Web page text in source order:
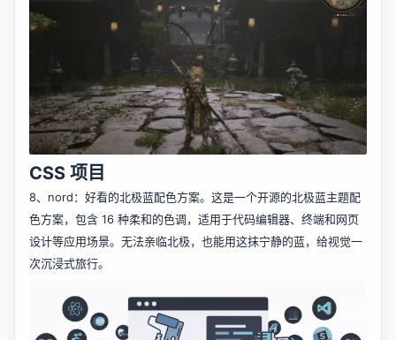
CSS 项目
8、 nord：好看的北极蓝配色方案。这是一个开源的北极蓝主题配
色方案，包含 16 种柔和的色调，适用于代码编辑器、终端和网页
设计等应用场景。无法亲临北极，也能用这抹宁静的蓝，给视觉一
次沉浸式旅行。